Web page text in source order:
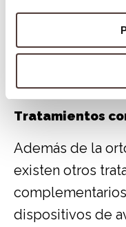
funcionalidad y
Generalmente
óptimos.
Tratamientos
Además de la
existen otros
dispositivos de